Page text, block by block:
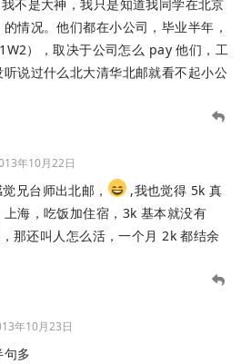
我不是大神，我只是知道我同学在北京
情况。他们都在小公司，毕业半年，
），取决于公司怎么 pay 他们，工
说过什么北大清华北邮就看不起小公
年10月22日
兄台师出北邮，
,我也觉得 5k 真
海，吃饭加住宿，3k 基本就没有
那还叫人怎么活，一个月 2k 都结余
年10月23日
多